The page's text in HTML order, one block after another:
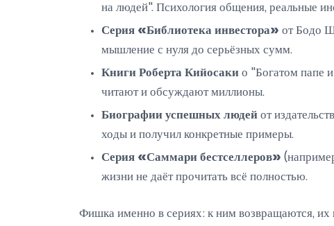
на людей". Психология общения, реальные
Серия «Библиотека инвестора» от Бодо
мышление с нуля до серьёзных сумм.
Книги Роберта Кийосаки о "Богатом папе
читают и обсуждают миллионы.
Биографии успешных людей от
ходы и получил конкретные примеры.
Серия «Саммари бестселлеров»
жизни не даёт прочитать всё полностью.
Фишка именно в сериях: к ним возвращаются, их